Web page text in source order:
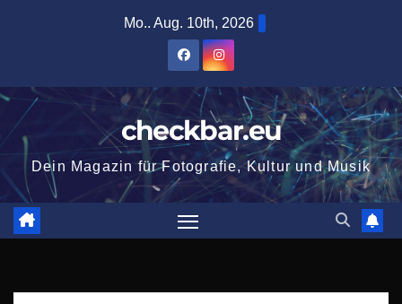
Mo.. Aug. 10th, 2026
checkbar.eu
Dein Magazin für Fotografie, Kultur und Musik